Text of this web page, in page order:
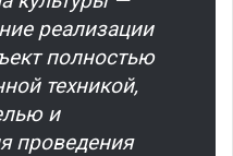
реализации
полностью
техникой,
и
проведения